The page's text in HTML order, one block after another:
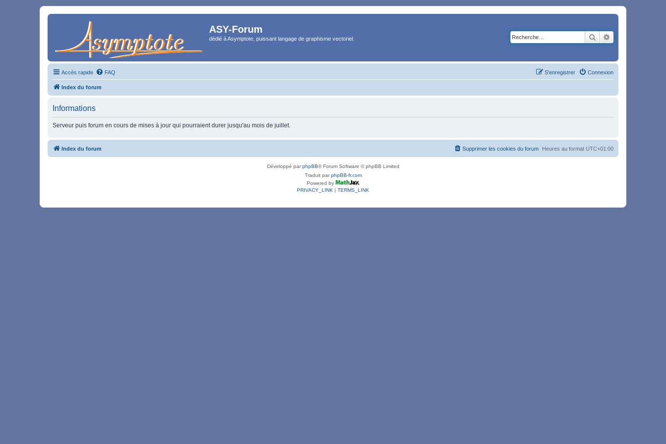
ASY-Forum
dédié à Asymptote, puissant langage de graphisme vectoriel. Rechercher
Accès rapide FAQ Connexion
S’enregistrer
Index du forum
Informations
Serveur puis forum en cours de mises à jour qui pourraient durer jusqu'au mois de juillet.
Index du forum Heures au format UTC+01:00
Supprimer les cookies du forum
Développé parphpBB® Forum Software © phpBB Limited
Traduit parphpBB-fr.com
Powered by
PRIVACY_LINK | TERMS_LINK